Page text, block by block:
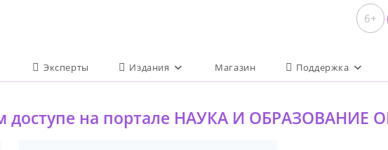
6+
Эксперты Издания Магазин Поддержка
доступе на портале НАУКА И ОБРАЗОВАНИЕ